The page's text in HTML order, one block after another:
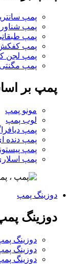
پمپ
پمپ شناور
پمپ
پمپ
پمپ لجن
پمپ مگنتی
پمپ بر
مونو پمپ
لوب پمپ
پمپ
پمپ دنده
پمپ
پمپ
دوزینگ پمپ
دوزینگ
دوزینگ
دوزینگ
دوزینگ